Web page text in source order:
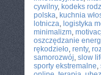
cywilny, kodeks
polska, kuchnia
lotnicza, logistyka
minimalizm,
oszczędzanie
rękodzieło, renty,
samorozwój, slow
sporty ekstremalne,